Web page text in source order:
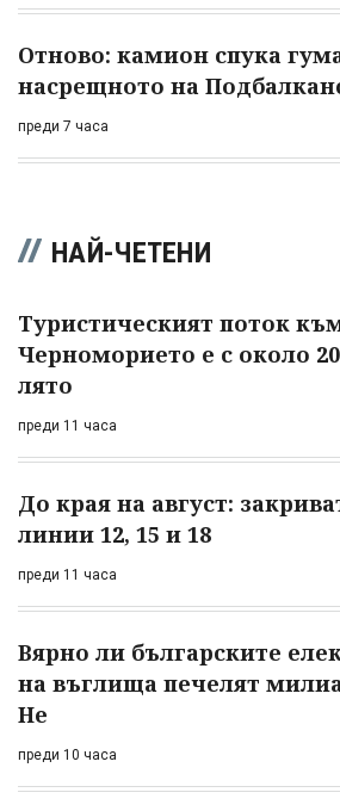
Отново: камион спука
насрещното на
преди 7 часа
НАЙ-ЧЕТЕНИ
Туристическият поток
Черноморието е с около
лято
преди 11 часа
До края на август:
линии 12, 15 и 18
преди 11 часа
Вярно ли българските
на въглища печелят
Не
преди 10 часа